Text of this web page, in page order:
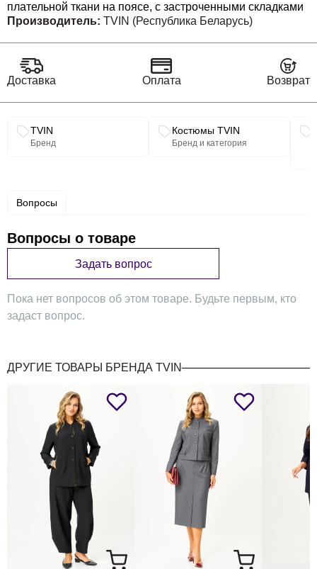
плательной ткани на поясе, с застроченными складками
по переду и наклонными карманами. По заднему
Длина блузки – 67 см
Длина рукава – 48 см
Производитель: TVIN (Республика Беларусь)
Доставка Оплата Возврат
Связанные разделы каталога
TVIN
Бренд
Костюмы TVIN
Бренд и категория
Вопросы
Вопросы о товаре
Задать вопрос
Пока нет вопросов об этом товаре. Будьте первым, кто
задаст вопрос.
ДРУГИЕ ТОВАРЫ БРЕНДА TVIN